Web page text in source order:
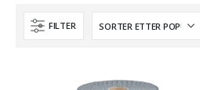
FILTER